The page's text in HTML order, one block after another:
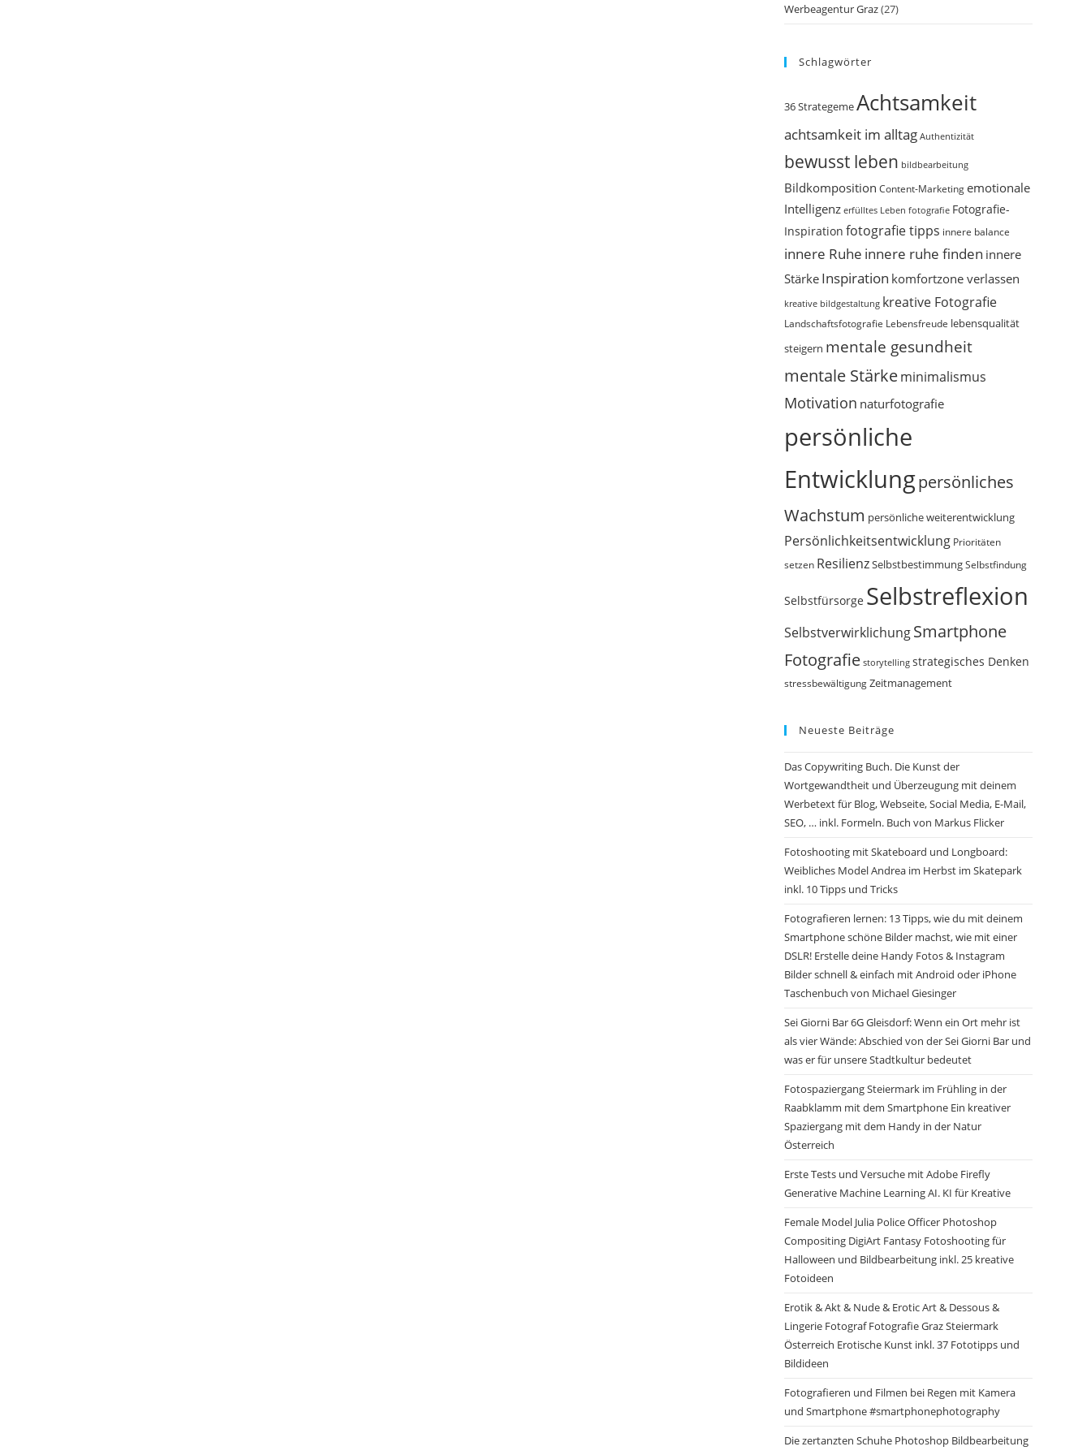
Werbeagentur Graz(27)
Schlagwörter
36 StrategemeAchtsamkeit
achtsamkeit im alltag Authentizität
bewusst leben bildbearbeitung
Bildkomposition Content-Marketingemotionale
Intelligenz erfülltes Leben fotografie Fotografie-
Inspiration fotografie tipps innere balance
innere Ruhe innere ruhe finden innere
Stärke Inspiration komfortzone verlassen
kreative bildgestaltung kreative Fotografie
Landschaftsfotografie Lebensfreude lebensqualität
steigern mentale gesundheit
mentale Stärkeminimalismus
Motivation naturfotografie
persönliche
Entwicklungpersönliches
Wachstum persönliche weiterentwicklung
Persönlichkeitsentwicklung Prioritäten
setzen ResilienzSelbstbestimmungSelbstfindung
Selbstfürsorge Selbstreflexion
SelbstverwirklichungSmartphone
Fotografie storytelling strategisches Denken
stressbewältigung Zeitmanagement
Neueste Beiträge
Das Copywriting Buch. Die Kunst der
Wortgewandtheit und Überzeugung mit deinem
Werbetext für Blog, Webseite, Social Media, E-Mail,
SEO, … inkl. Formeln. Buch von Markus Flicker
Fotoshooting mit Skateboard und Longboard:
Weibliches Model Andrea im Herbst im Skatepark
inkl. 10 Tipps und Tricks
Fotografieren lernen: 13 Tipps, wie du mit deinem
Smartphone schöne Bilder machst, wie mit einer
DSLR! Erstelle deine Handy Fotos & Instagram
Bilder schnell & einfach mit Android oder iPhone
Taschenbuch von Michael Giesinger
Sei Giorni Bar 6G Gleisdorf: Wenn ein Ort mehr ist
als vier Wände: Abschied von der Sei Gior­ni Bar und
was er für unsere Stadtkultur bedeutet
Fotospaziergang Steiermark im Frühling in der
Raabklamm mit dem Smartphone Ein kreativer
Spaziergang mit dem Handy in der Natur
Österreich
Erste Tests und Versuche mit Adobe Firefly
Generative Machine Learning AI. KI für Kreative
Female Model Julia Police Officer Photoshop
Compositing DigiArt Fantasy Fotoshooting für
Halloween und Bildbearbeitung inkl. 25 kreative
Fotoideen
Erotik & Akt & Nude & Erotic Art & Dessous &
Lingerie Fotograf Fotografie Graz Steiermark
Österreich Erotische Kunst inkl. 37 Fototipps und
Bildideen
Fotografieren und Filmen bei Regen mit Kamera
und Smartphone #smartphonephotography
Die zertanzten Schuhe Photoshop Bildbearbeitung